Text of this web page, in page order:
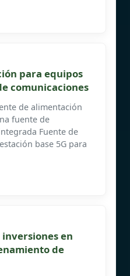
para equipos
comunicaciones
de alimentación
fuente de
Fuente de
base 5G para
en
de